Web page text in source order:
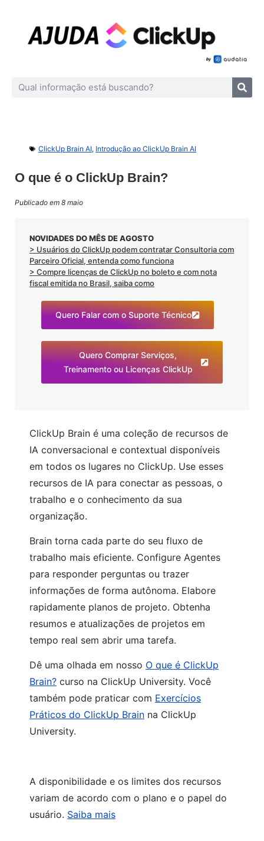
ClickUp Brain AI, Introdução ao ClickUp Brain AI
O que é o ClickUp Brain?
Publicado em 8 maio
NOVIDADES DO MÊS DE AGOSTO
> Usuários do ClickUp podem contratar Consultoria com
Parceiro Oficial, entenda como funciona
> Compre licenças de ClickUp no boleto e com nota
fiscal emitida no Brasil, saiba como
Quero Falar com o Suporte Técnico
Quero Comprar Serviços,
Treinamento ou Licenças ClickUp
ClickUp Brain é uma coleção de recursos de
IA conversacional e contextual disponíveis
em todos os lugares no ClickUp. Use esses
recursos de IA para conectar as pessoas, o
trabalho e o conhecimento da sua
organização.
Brain torna cada parte do seu fluxo de
trabalho mais eficiente. Configure Agentes
para responder perguntas ou trazer
informações de forma autônoma. Elabore
rapidamente planos de projeto. Obtenha
resumos e atualizações de projetos em
tempo real sem abrir uma tarefa.
Dê uma olhada em nosso O que é ClickUp
Brain? curso na ClickUp University. Você
também pode praticar com Exercícios
Práticos do ClickUp Brain na ClickUp
University.
A disponibilidade e os limites dos recursos
variam de acordo com o plano e o papel do
usuário. Saiba mais